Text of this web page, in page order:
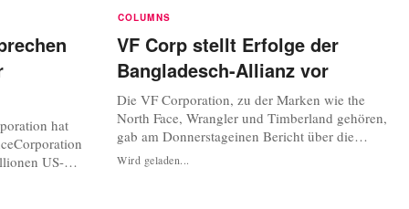
hat
US-
in
COLUMNS
VF Corp stellt Erfolge der
Bangladesch-Allianz vor
Die VF Corporation, zu der Marken wie the
North Face, Wrangler und Timberland gehören,
gab am Donnerstageinen Bericht über die
Fortschritte der Sicherheitsvorkehrungen und
Arbeitsbedingungen in Zulieferfabriken in
Wird geladen...